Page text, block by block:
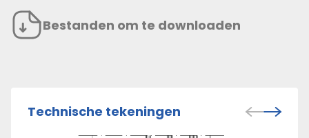
Bestanden om te downloaden
Technische tekeningen